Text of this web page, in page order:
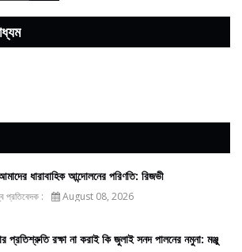
ধারাবাহিক আন্দোলনের পরিণতি: রিজভী
প্রতিবেদক : August 08, 2026
প্রতিশ্রুতি রক্ষা না করাই কি জুলাই সনদ পালনের নমুনা: মঞ্জু